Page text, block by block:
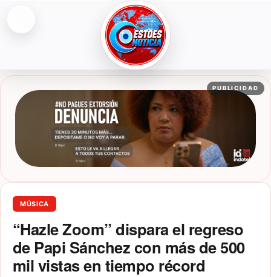
ESTOESNOTICIA|NOTICIAS
PUBLICIDAD
MÚSICA
“Hazle Zoom” dispara el regreso
de Papi Sánchez con más de 500
mil vistas en tiempo récord